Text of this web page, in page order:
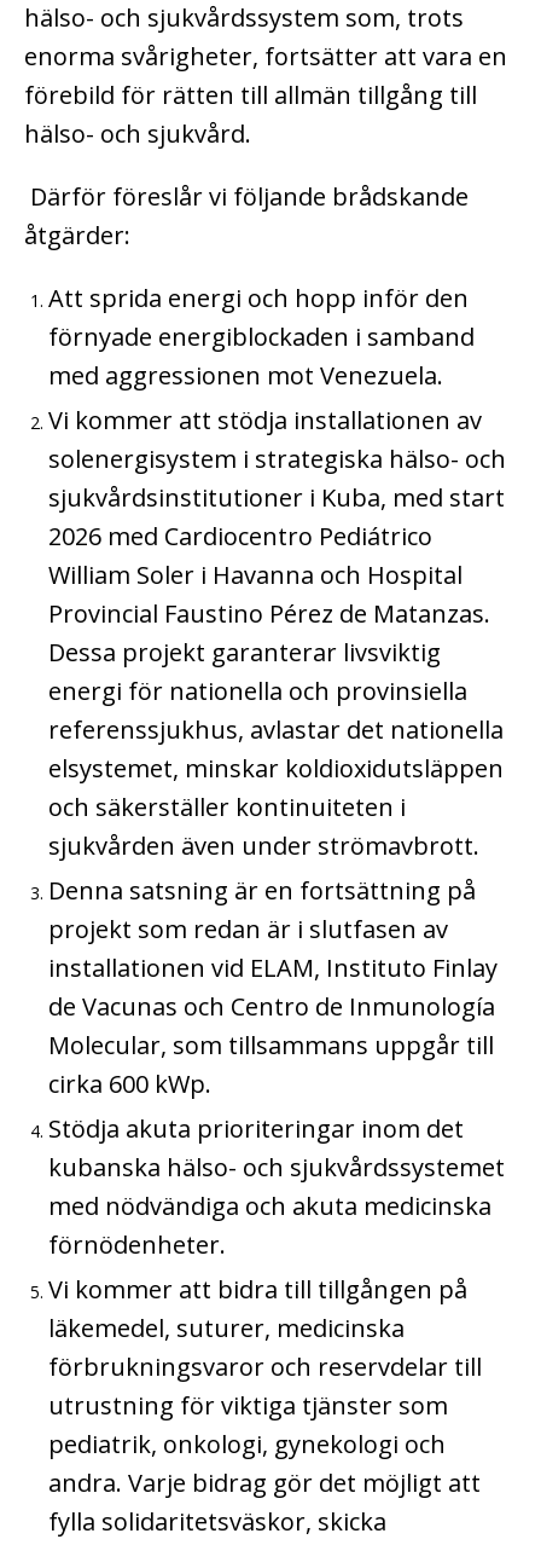
hälso- och sjukvårdssystem som, trots
enorma svårigheter, fortsätter att vara en
förebild för rätten till allmän tillgång till
hälso- och sjukvård.
Därför föreslår vi följande brådskande
åtgärder:
Att sprida energi och hopp inför den
förnyade energiblockaden i samband
med aggressionen mot Venezuela.
Vi kommer att stödja installationen av
solenergisystem i strategiska hälso- och
sjukvårdsinstitutioner i Kuba, med start
2026 med Cardiocentro Pediátrico
William Soler i Havanna och Hospital
Provincial Faustino Pérez de Matanzas.
Dessa projekt garanterar livsviktig
energi för nationella och provinsiella
referenssjukhus, avlastar det nationella
elsystemet, minskar koldioxidutsläppen
och säkerställer kontinuiteten i
sjukvården även under strömavbrott.
Denna satsning är en fortsättning på
projekt som redan är i slutfasen av
installationen vid ELAM, Instituto Finlay
de Vacunas och Centro de Inmunología
Molecular, som tillsammans uppgår till
cirka 600 kWp.
Stödja akuta prioriteringar inom det
kubanska hälso- och sjukvårdssystemet
med nödvändiga och akuta medicinska
förnödenheter.
Vi kommer att bidra till tillgången på
läkemedel, suturer, medicinska
förbrukningsvaror och reservdelar till
utrustning för viktiga tjänster som
pediatrik, onkologi, gynekologi och
andra. Varje bidrag gör det möjligt att
fylla solidaritetsväskor, skicka